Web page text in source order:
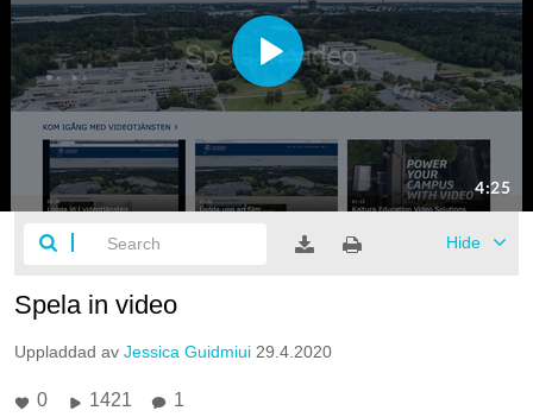
Hide
Spela in video
Uppladdad av Jessica Guidmiui 29.4.2020
0 1421 1